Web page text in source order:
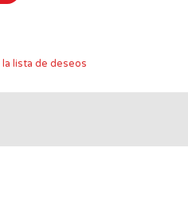
lista de deseos